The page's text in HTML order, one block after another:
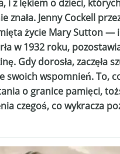
i z lękiem o dzieci,
znała. Jenny Cockell
życie Mary Sutton —
w 1932 roku,
Gdy dorosła, zaczęła
swoich wspomnień. To,
o granice pamięci,
czegoś, co wykracza